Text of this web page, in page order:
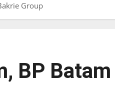
Group
BP Batam